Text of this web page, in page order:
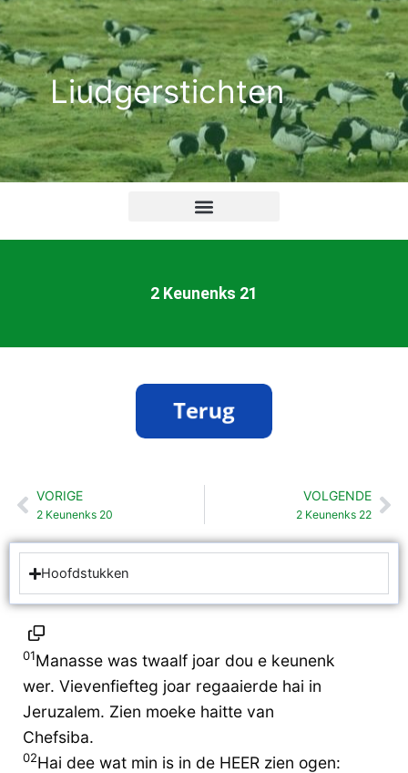
Ga
naar
de
inhoudLiudgerstichten
2 Keunenks 21
Vorige
VORIGE
2 Keunenks 20
VOLGENDE
2 Keunenks 22
Hoofdstukken
01Manasse was twaalf joar dou e keunenk
wer. Vievenfiefteg joar regaaierde hai in
Jeruzalem. Zien moeke haitte van
Chefsiba.
02Hai dee wat min is in de HEER zien ogen: